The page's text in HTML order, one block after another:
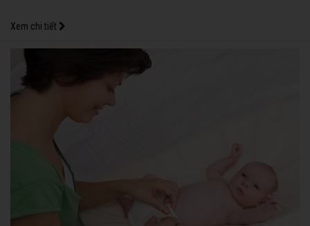
Xem chi tiết